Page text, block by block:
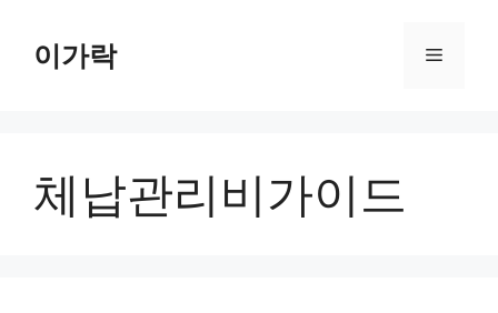
이가락 메
체납관리비가이드